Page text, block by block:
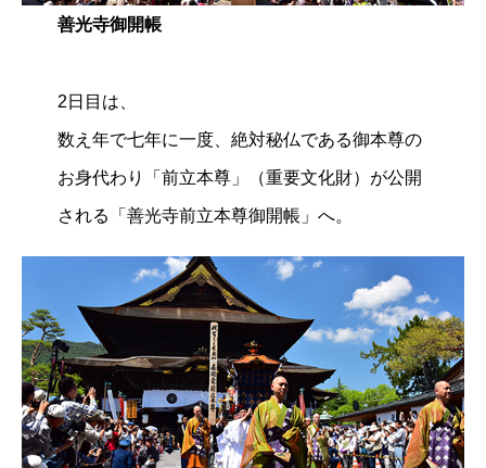
善光寺御開帳
2日目は、
数え年で七年に一度、絶対秘仏である御本尊の
お身代わり「前立本尊」（重要文化財）が公開
される「善光寺前立本尊御開帳」へ。